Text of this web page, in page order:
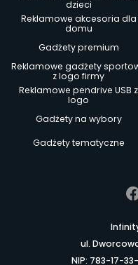
dzieci
Reklamowe akcesoria dla
domu
Gadżety premium
Reklamowe gadżety
z logo firmy
Reklamowe pendrive USB z
logo
Gadżety na wybory
Gadżety tematyczne
ul.
NIP: 783-17-